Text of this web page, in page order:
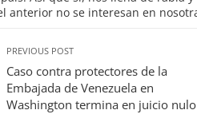
anterior no se interesan en
PREVIOUS POST
Caso contra protectores de la
Embajada de Venezuela en
Washington termina en juicio nulo